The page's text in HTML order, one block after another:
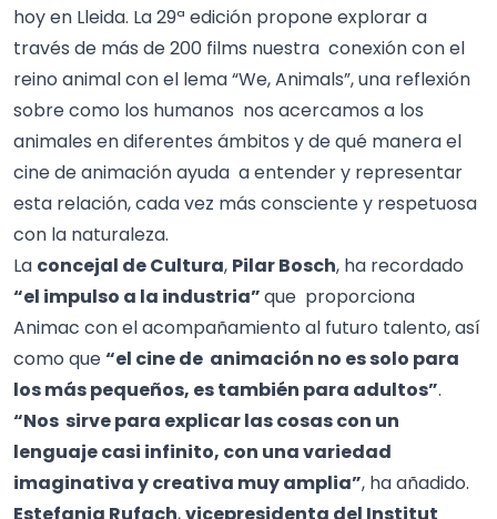
hoy en Lleida. La 29ª edición propone explorar a
través de más de 200 films nuestra conexión con el
reino animal con el lema “We, Animals”, una reflexión
sobre como los humanos nos acercamos a los
animales en diferentes ámbitos y de qué manera el
cine de animación ayuda a entender y representar
esta relación, cada vez más consciente y respetuosa
con la naturaleza.
La concejal de Cultura, Pilar Bosch, ha recordado
“el impulso a la industria”que proporciona
Animac con el acompañamiento al futuro talento, así
como que“el cine de animación no es solo para
los más pequeños, es también para adultos”.
“Nos sirve para explicar las cosas con un
lenguaje casi infinito, con una variedad
imaginativa y creativa muy amplia”, ha añadido.